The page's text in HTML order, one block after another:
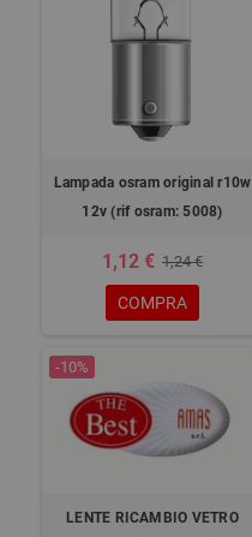
Lampada osram original r10w
12v (rif osram: 5008)
1,12 € 1,24 €
COMPRA
-10%
LENTE RICAMBIO VETRO